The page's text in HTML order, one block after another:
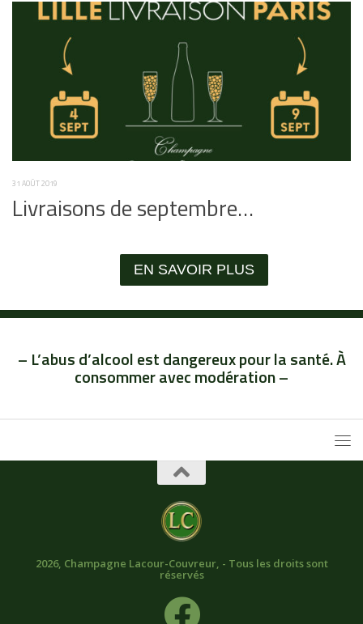
31 AOÛT 2019
Livraisons de septembre…
EN SAVOIR PLUS
– L’abus d’alcool est dangereux pour la santé. À
consommer avec modération –
2026, Champagne Lacour-Couvreur, - Tous les droits sont
réservés